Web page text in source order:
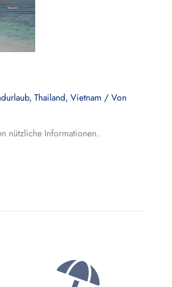
, Thailand, Vietnam / Von
nützliche Informationen.